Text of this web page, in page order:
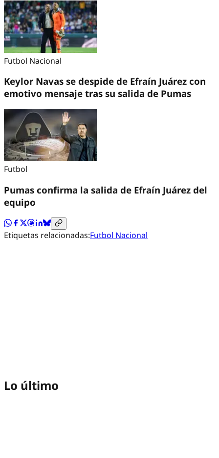
Futbol Nacional
Keylor Navas se despide de Efraín Juárez con
emotivo mensaje tras su salida de Pumas
Futbol
Pumas confirma la salida de Efraín Juárez del
equipo
Etiquetas relacionadas:Futbol Nacional
Lo último